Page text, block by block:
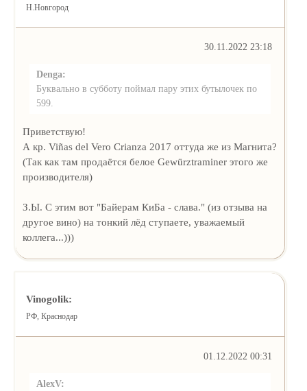
Н.Новгород
30.11.2022 23:18
Denga:
Буквально в субботу поймал пару этих бутылочек по
599.
Приветствую!
А кр. Viñas del Vero Crianza 2017 оттуда же из Магнита?
(Так как там продаётся белое Gewürztraminer этого же
производителя)
З.Ы. С этим вот "Байерам КиБа - слава." (из отзыва на
другое вино) на тонкий лёд ступаете, уважаемый
коллега...)))
Vinogolik:
РФ, Краснодар
01.12.2022 00:31
AlexV: